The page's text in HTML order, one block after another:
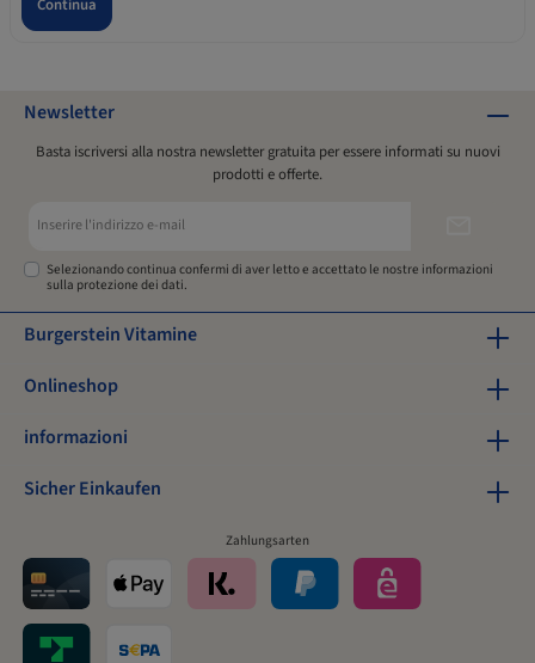
Continua
Newsletter
Basta iscriversi alla nostra newsletter gratuita per essere informati su nuovi
prodotti e offerte.
Selezionando continua confermi di aver letto e accettato le nostre informazioni
sulla protezione dei dati.
Burgerstein Vitamine
Onlineshop
informazioni
Sicher Einkaufen
Zahlungsarten